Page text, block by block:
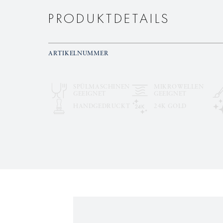
PRODUKTDETAILS
ARTIKELNUMMER